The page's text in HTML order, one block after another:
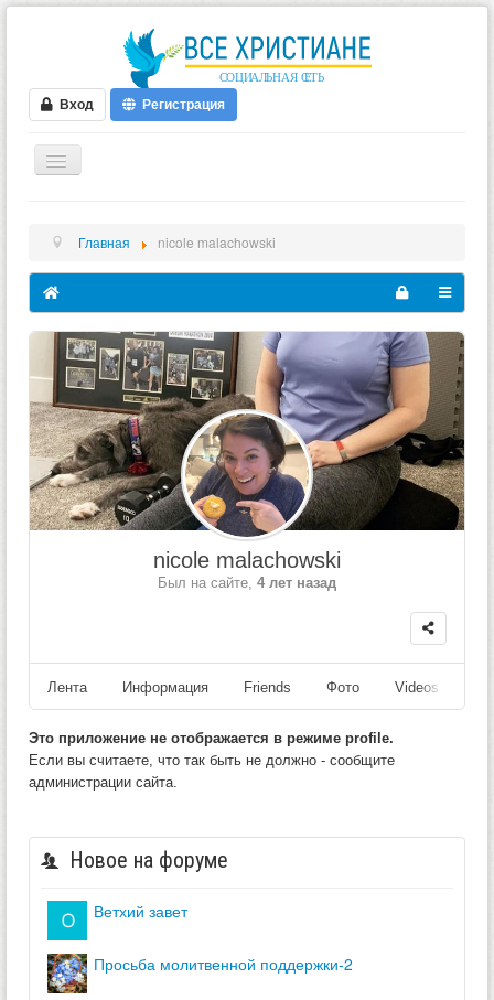
Вход Регистрация
ФОРУМ
ВИДЕО
БЛОГИ
МУЗЫКА
БИБЛИЯ
ОПРОСЫ
НОВОСТИ
Главная nicole malachowski
nicole malachowski
Был на сайте, 4 лет назад
Лента Информация Friends Фото Videos
Это приложение не отображается в режиме profile.
Если вы считаете, что так быть не должно - сообщите
администрации сайта.
Новое на форуме
ветхий завет
просьба молитвенной поддержки-2